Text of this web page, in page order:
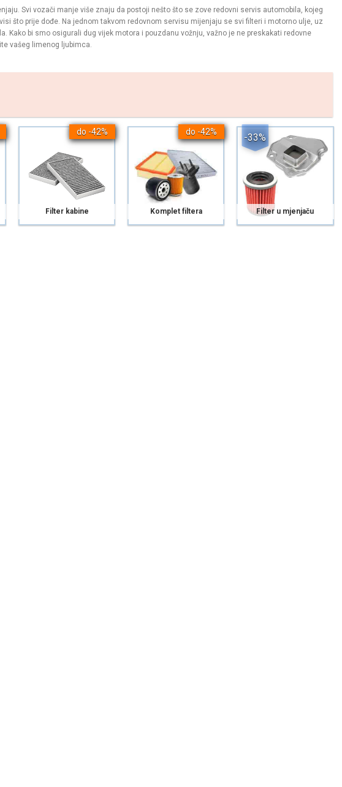
Svi vozači manje više znaju da postoji nešto što se zove redovni servis automobila, kojeg
što prije dođe. Na jednom takvom redovnom servisu mijenjaju se svi filteri i motorno ulje, uz
Kako bi smo osigurali dug vijek motora i pouzdanu vožnju, važno je ne preskakati redovne
vašeg limenog ljubimca.
Filter kabine
do -42%
Komplet filtera
do -42%
Filter u mjenjaču
-33%